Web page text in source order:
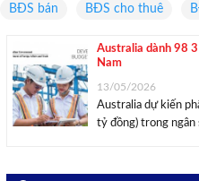
BĐS bán BĐS cho thuê
Australia dành 98
Nam
13/05/2026
Australia dự kiến
tỷ đồng) trong ngân